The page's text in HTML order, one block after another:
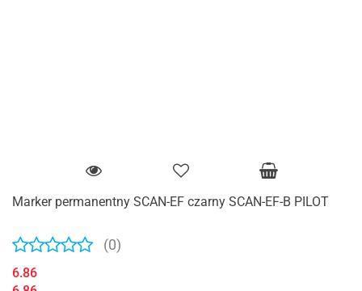
Marker permanentny SCAN-EF czarny SCAN-EF-B PILOT
(0)
6.86